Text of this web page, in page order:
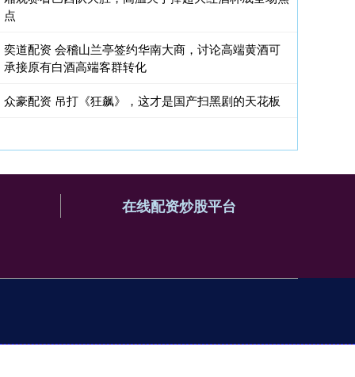
点
奕道配资 会稽山兰亭签约华南大商，讨论高端黄酒可
承接原有白酒高端客群转化
众豪配资 吊打《狂飙》，这才是国产扫黑剧的天花板
在线配资炒股平台